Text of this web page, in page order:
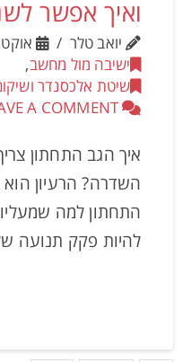
ואיך אפשר
יואב טלר
אוקטובר
ישיבה מול מחשב,
שיטת אלכסנדר
LEAVE A COMMENT
איך הגב התחתון
השדרה? הרעיון
התחתון למה
להיות פקק תנועה